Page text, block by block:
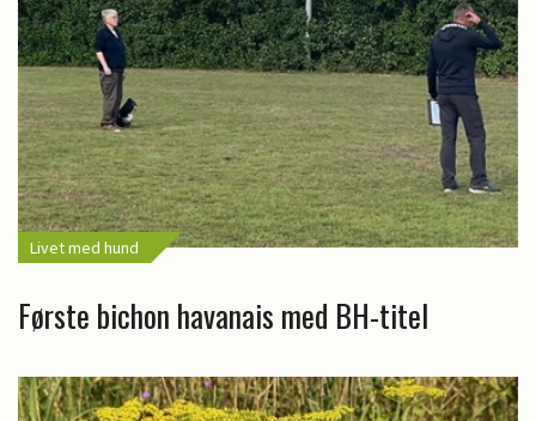
Livet med hund
Første bichon havanais med BH-titel